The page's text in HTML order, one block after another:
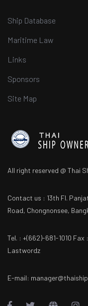
Ship Database
Maritime Law
Links
Sponsors
Site Map
All right reserved @ Thai
Contact us : 13th Fl.
Road, Chongnonsee,
Tel. : +(662)-681-1010 Fax
Lastwordz
E-mail: